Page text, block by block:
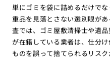
単にゴミを袋に詰めるだけで
重品を見落とさない選別眼が
査では、ゴミ屋敷清掃士や遺
が在籍している業者は、仕分
ものを誤って捨てられるリス